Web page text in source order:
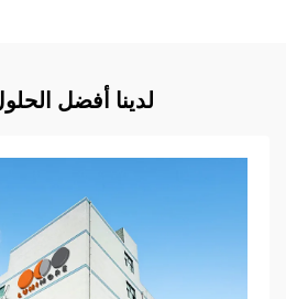
لدينا أفضل